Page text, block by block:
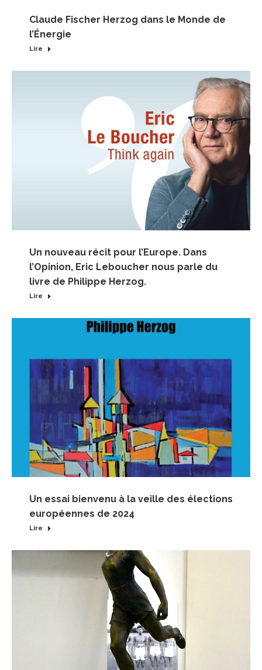
Claude Fischer Herzog dans le Monde de
l’Énergie
Lire
Un nouveau récit pour l’Europe. Dans
l’Opinion, Eric Leboucher nous parle du
livre de Philippe Herzog.
Lire
Un essai bienvenu à la veille des élections
européennes de 2024
Lire